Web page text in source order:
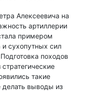
Алексеевича на
артиллерии
примером
сухопутных сил
походов
такие
делать выводы из